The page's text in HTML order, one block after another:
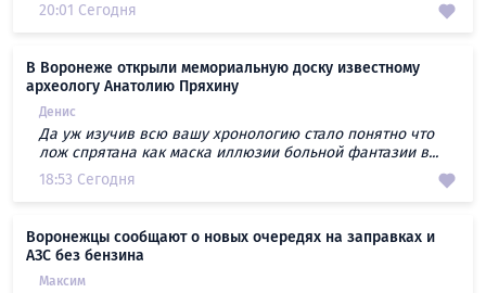
20:01 Сегодня
В Воронеже открыли мемориальную доску известному
археологу Анатолию Пряхину
Денис
Да уж изучив всю вашу хронологию стало понятно что
лож спрятана как маска иллюзии больной фантазии в...
18:53 Сегодня
Воронежцы сообщают о новых очередях на заправках и
АЗС без бензина
Максим